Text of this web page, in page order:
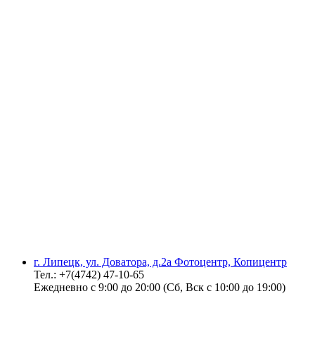
г. Липецк, ул. Доватора, д.2а Фотоцентр, Копицентр
Тел.: +7(4742) 47-10-65
Ежедневно с 9:00 до 20:00 (Сб, Вск с 10:00 до 19:00)